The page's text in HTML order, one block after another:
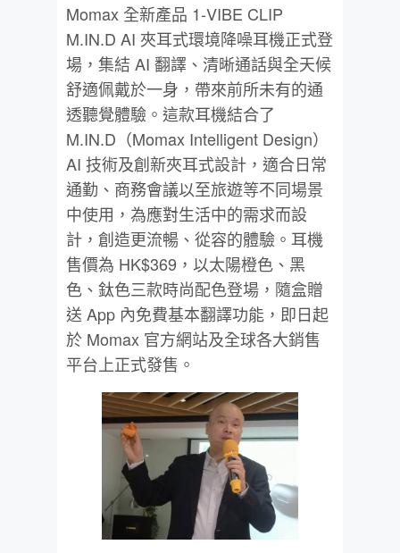
Momax 全新產品 1-VIBE CLIP
M.IN.D AI 夾耳式環境降噪耳機正式登
場，集結 AI 翻譯、清晰通話與全天候
舒適佩戴於一身，帶來前所未有的通
透聽覺體驗。這款耳機結合了
M.IN.D（Momax Intelligent Design）
AI 技術及創新夾耳式設計，適合日常
通勤、商務會議以至旅遊等不同場景
中使用，為應對生活中的需求而設
計，創造更流暢、從容的體驗。耳機
售價為 HK$369，以太陽橙色、黑
色、鈦色三款時尚配色登場，隨盒贈
送 App 內免費基本翻譯功能，即日起
於 Momax 官方網站及全球各大銷售
平台上正式發售。